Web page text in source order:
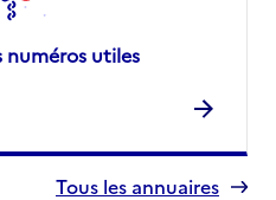
numéros utiles
Tous les annuaires